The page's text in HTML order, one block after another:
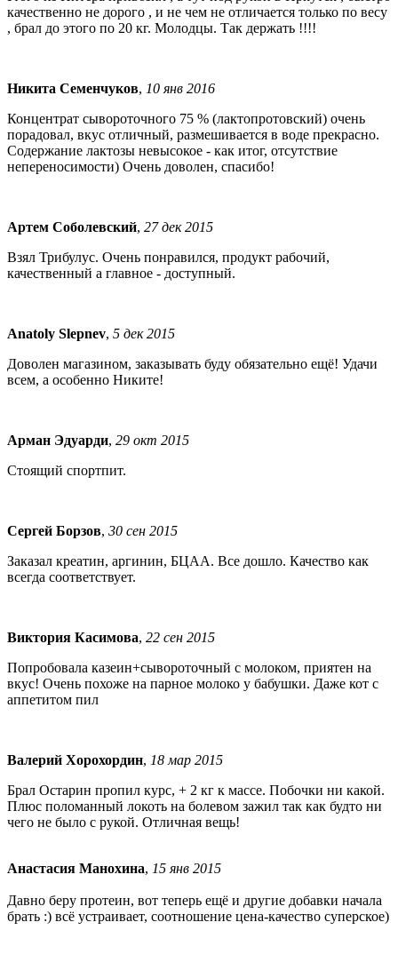
качественно не дорого , и не чем не отличается только по весу
, брал до этого по 20 кг. Молодцы. Так держать !!!!
Никита Семенчуков, 10 янв 2016
Концентрат сывороточного 75 % (лактопротовский) очень
порадовал, вкус отличный, размешивается в воде прекрасно.
Содержание лактозы невысокое - как итог, отсутствие
непереносимости) Очень доволен, спасибо!
Артем Соболевский, 27 дек 2015
Взял Трибулус. Очень понравился, продукт рабочий,
качественный а главное - доступный.
Anatoly Slepnev, 5 дек 2015
Доволен магазином, заказывать буду обязательно ещё! Удачи
всем, а особенно Никите!
Арман Эдуарди, 29 окт 2015
Стоящий спортпит.
Сергей Борзов, 30 сен 2015
Заказал креатин, аргинин, БЦАА. Все дошло. Качество как
всегда соответствует.
Виктория Касимова, 22 сен 2015
Попробовала казеин+сывороточный с молоком, приятен на
вкус! Очень похоже на парное молоко у бабушки. Даже кот с
аппетитом пил
Валерий Хорохордин, 18 мар 2015
Брал Остарин пропил курс, + 2 кг к массе. Побочки ни какой.
Плюс поломанный локоть на болевом зажил так как будто ни
чего не было с рукой. Отличная вещь!
Анастасия Манохина, 15 янв 2015
Давно беру протеин, вот теперь ещё и другие добавки начала
брать :) всё устраивает, соотношение цена-качество суперское)